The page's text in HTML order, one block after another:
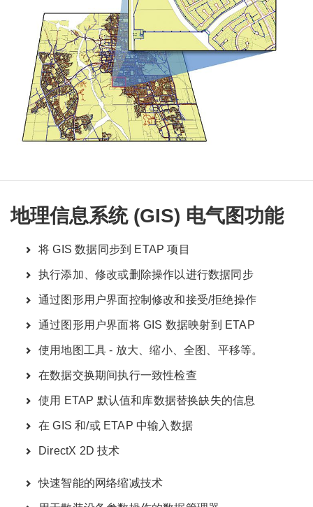
地理信息系统 (GIS) 电气图功能
将 GIS 数据同步到 ETAP 项目
执行添加、修改或删除操作以进行数据同步
通过图形用户界面控制修改和接受/拒绝操作
通过图形用户界面将 GIS 数据映射到 ETAP
使用地图工具 - 放大、缩小、全图、平移等。
在数据交换期间执行一致性检查
使用 ETAP 默认值和库数据替换缺失的信息
在 GIS 和/或 ETAP 中输入数据
DirectX 2D 技术
快速智能的网络缩减技术